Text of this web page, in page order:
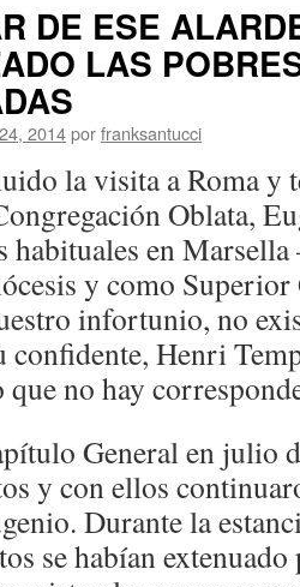
DE ESE
LAS
2014porfranksantucci
la visita a Roma y
Oblata,
habituales en
y como Superior
infortunio, no
confidente, Henri
no hay
General en julio
y con ellos
Durante la
se habían